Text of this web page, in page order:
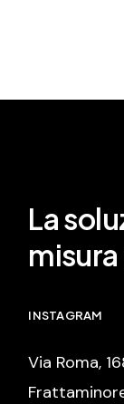
La
INSTAGRAM
Via Roma,